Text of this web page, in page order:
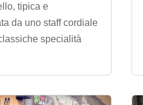
tipica e
da uno staff cordiale
specialità